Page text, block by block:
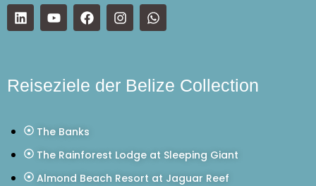
Reiseziele der Belize Collection
The Banks
The Rainforest Lodge at Sleeping Giant
Almond Beach Resort at Jaguar Reef